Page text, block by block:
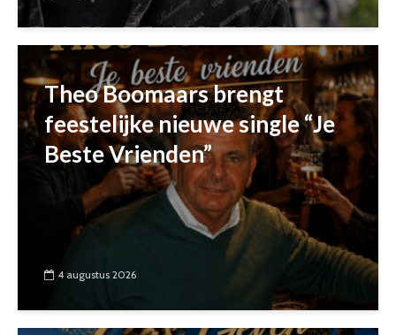
Theo Boomaars brengt
feestelijke nieuwe single “Je
Beste Vrienden”
4 augustus 2026